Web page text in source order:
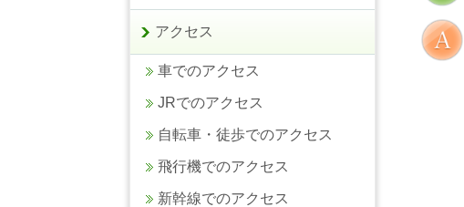
アクセス
車でのアクセス
JRでのアクセス
自転車・徒歩でのアクセス
飛行機でのアクセス
新幹線でのアクセス